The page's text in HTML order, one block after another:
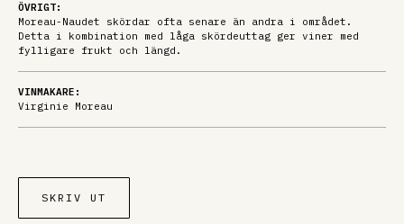
ÖVRIGT:
Moreau-Naudet skördar ofta senare än andra i området.
Detta i kombination med låga skördeuttag ger viner med
fylligare frukt och längd.
VINMAKARE:
Virginie Moreau
SKRIV UT